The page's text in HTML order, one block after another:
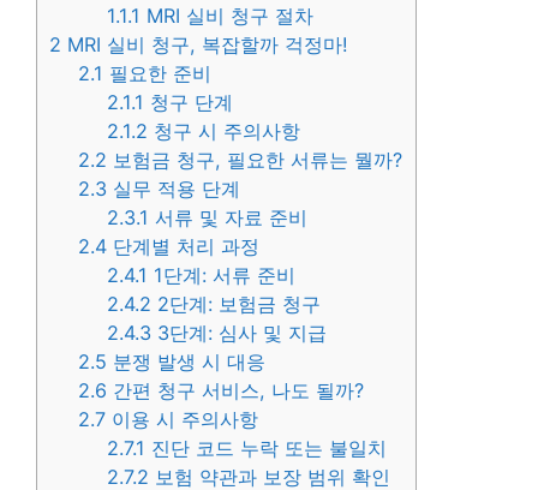
1.1.1 MRI 실비 청구 절차
2 MRI 실비 청구, 복잡할까 걱정마!
2.1 필요한 준비
2.1.1 청구 단계
2.1.2 청구 시 주의사항
2.2 보험금 청구, 필요한 서류는 뭘까?
2.3 실무 적용 단계
2.3.1 서류 및 자료 준비
2.4 단계별 처리 과정
2.4.1 1단계: 서류 준비
2.4.2 2단계: 보험금 청구
2.4.3 3단계: 심사 및 지급
2.5 분쟁 발생 시 대응
2.6 간편 청구 서비스, 나도 될까?
2.7 이용 시 주의사항
2.7.1 진단 코드 누락 또는 불일치
2.7.2 보험 약관과 보장 범위 확인